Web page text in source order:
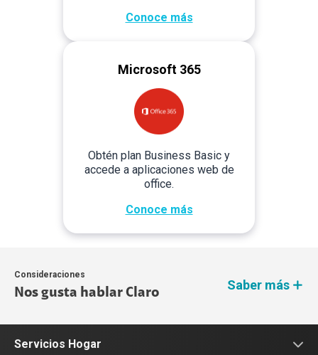
Conoce más
Microsoft 365
Obtén plan Business Basic y
accede a aplicaciones web de
office.
Conoce más
Consideraciones
Nos gusta hablar Claro
Saber más
Servicios Hogar